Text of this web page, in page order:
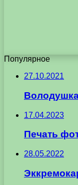
Популярное
27.10.2021
17.04.2023
Печать
28.05.2022